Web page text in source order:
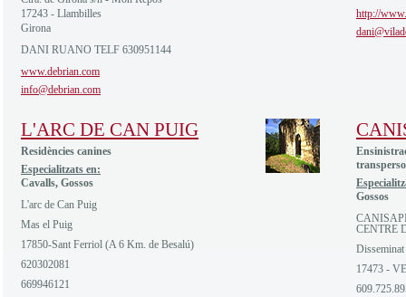
17243 - Llambilles
Girona
DANI RUANO TELF 630951144
www.debrian.com
info@debrian.com
http://
L'ARC DE CAN PUIG
Residències canines
Especialitzats en:
Cavalls, Gossos
L'arc de Can Puig
Mas el Puig
17850-Sant Ferriol (A 6 Km. de Besalú)
620302081
669946121
Gossos
CENTRE
17473 -